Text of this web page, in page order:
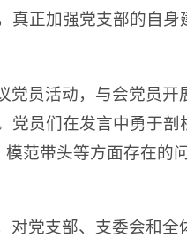
真正加强党支部的自
党员活动，与会党员
党员们在发言中勇于
模范带头等方面存在
对党支部、支委会和